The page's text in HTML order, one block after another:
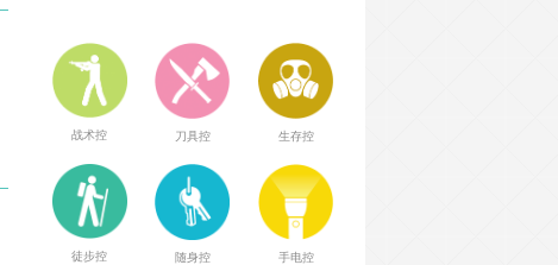
战术控 刀具控 生存控
徒步控 随身控 手电控